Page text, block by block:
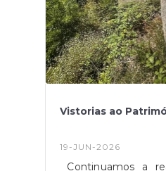
Vistorias ao
19-JUN-2026
Continuamos a